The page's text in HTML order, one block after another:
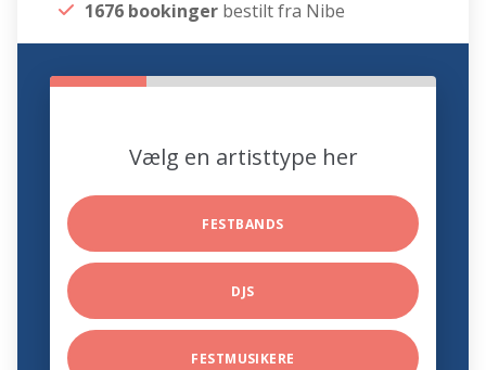
1676 bookinger bestilt fra Nibe
Vælg en artisttype her
FESTBANDS
DJS
FESTMUSIKERE